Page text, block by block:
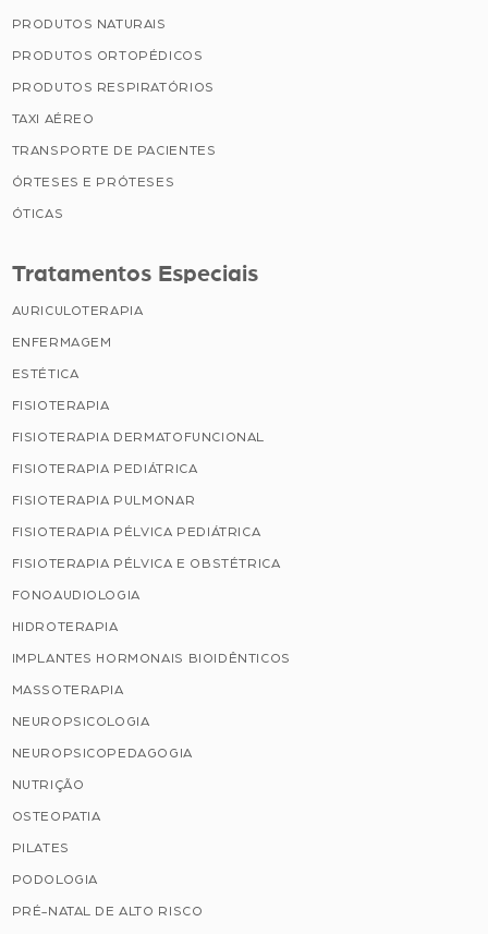
PRODUTOS NATURAIS
PRODUTOS ORTOPÉDICOS
PRODUTOS RESPIRATÓRIOS
TAXI AÉREO
TRANSPORTE DE PACIENTES
ÓRTESES E PRÓTESES
ÓTICAS
Tratamentos Especiais
AURICULOTERAPIA
ENFERMAGEM
ESTÉTICA
FISIOTERAPIA
FISIOTERAPIA DERMATOFUNCIONAL
FISIOTERAPIA PEDIÁTRICA
FISIOTERAPIA PULMONAR
FISIOTERAPIA PÉLVICA PEDIÁTRICA
FISIOTERAPIA PÉLVICA E OBSTÉTRICA
FONOAUDIOLOGIA
HIDROTERAPIA
IMPLANTES HORMONAIS BIOIDÊNTICOS
MASSOTERAPIA
NEUROPSICOLOGIA
NEUROPSICOPEDAGOGIA
NUTRIÇÃO
OSTEOPATIA
PILATES
PODOLOGIA
PRÉ-NATAL DE ALTO RISCO